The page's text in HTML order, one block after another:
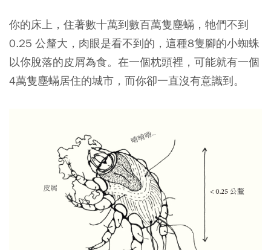
你的床上，住著數十萬到數百萬隻塵蟎，牠們不到
0.25 公釐大，肉眼是看不到的，這種8隻腳的小蜘蛛
以你脫落的皮屑為食。在一個枕頭裡，可能就有一個
4萬隻塵蟎居住的城市，而你卻一直沒有意識到。